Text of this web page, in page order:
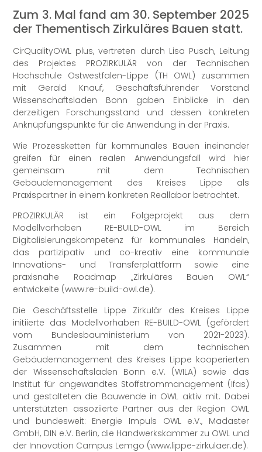
Zum 3. Mal fand am 30. September 2025
der Thementisch Zirkuläres Bauen statt.
CirQualityOWL plus, vertreten durch Lisa Pusch, Leitung
des Projektes PROZIRKULÄR von der Technischen
Hochschule Ostwestfalen-Lippe (TH OWL) zusammen
mit Gerald Knauf, Geschäftsführender Vorstand
Wissenschaftsladen Bonn gaben Einblicke in den
derzeitigen Forschungsstand und dessen konkreten
Anknüpfungspunkte für die Anwendung in der Praxis.
Wie Prozessketten für kommunales Bauen ineinander
greifen für einen realen Anwendungsfall wird hier
gemeinsam mit dem Technischen
Gebäudemanagement des Kreises Lippe als
Praxispartner in einem konkreten Reallabor betrachtet.
PROZIRKULÄR ist ein Folgeprojekt aus dem
Modellvorhaben RE-BUILD-OWL im Bereich
Digitalisierungskompetenz für kommunales Handeln,
das partizipativ und co-kreativ eine kommunale
Innovations- und Transferplattform sowie eine
praxisnahe Roadmap „Zirkuläres Bauen OWL“
entwickelte (www.re-build-owl.de).
Die Geschäftsstelle Lippe Zirkulär des Kreises Lippe
initiierte das Modellvorhaben RE-BUILD-OWL (gefördert
vom Bundesbauministerium von 2021-2023).
Zusammen mit dem technischen
Gebäudemanagement des Kreises Lippe kooperierten
der Wissenschaftsladen Bonn e.V. (WILA) sowie das
Institut für angewandtes Stoffstrommanagement (Ifas)
und gestalteten die Bauwende in OWL aktiv mit. Dabei
unterstützten assoziierte Partner aus der Region OWL
und bundesweit: Energie Impuls OWL e.V., Madaster
GmbH, DIN e.V. Berlin, die Handwerkskammer zu OWL und
der Innovation Campus Lemgo (www.lippe-zirkulaer.de).